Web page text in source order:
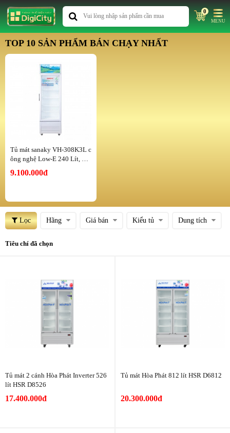
0
MENU
TOP 10 SẢN PHẨM BÁN CHẠY NHẤT
Tủ mát sanaky VH-308K3L c
ông nghệ Low-E 240 Lít, 1 c
9.100.000đ
Lọc Hãng Giá bán Kiểu tủ Dung tích
Tiêu chí đã chọn
Tủ mát 2 cánh Hòa Phát Inverter 526
lít HSR D8526
17.400.000đ
Tủ mát Hòa Phát 812 lít HSR D6812
20.300.000đ